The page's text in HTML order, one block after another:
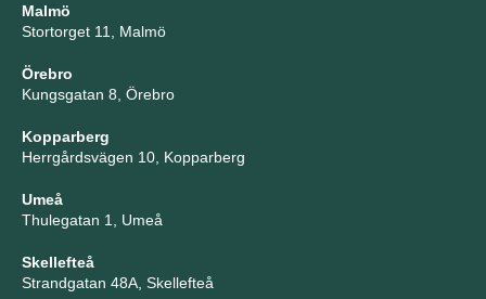
Malmö
Stortorget 11, Malmö
Örebro
Kungsgatan 8, Örebro
Kopparberg
Herrgårdsvägen 10, Kopparberg
Umeå
Thulegatan 1, Umeå
Skellefteå
Strandgatan 48A, Skellefteå